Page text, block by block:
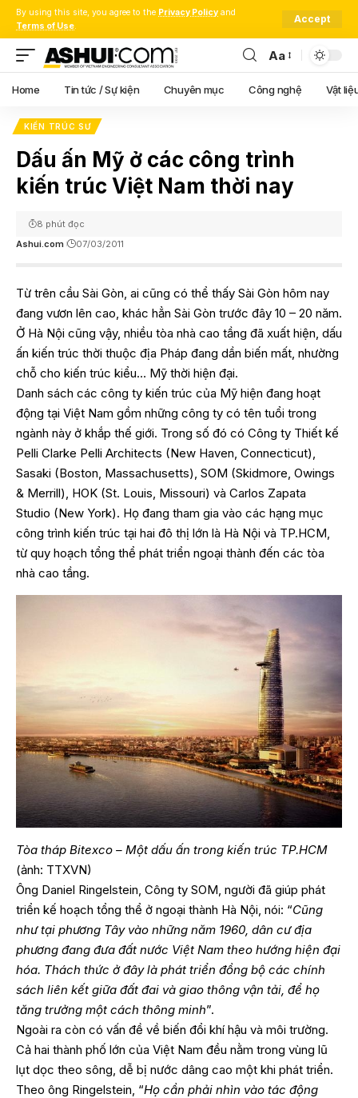
By using this site, you agree to the Privacy Policy and
Terms of Use.
Accept
Font
Resizer
Aa
Home Tin tức / Sự kiện Chuyên mục Công nghệ Vật
KIẾN TRÚC SƯ
Dấu ấn Mỹ ở các công trình
kiến trúc Việt Nam thời nay
Ashui.com 07/03/2011
8 phút đọc
Từ trên cầu Sài Gòn, ai cũng có thể thấy Sài Gòn hôm nay
đang vươn lên cao, khác hẳn Sài Gòn trước đây 10 – 20 năm.
Ở Hà Nội cũng vậy, nhiều tòa nhà cao tầng đã xuất hiện, dấu
ấn kiến trúc thời thuộc địa Pháp đang dần biến mất, nhường
chỗ cho kiến trúc kiểu… Mỹ thời hiện đại.
Danh sách các công ty kiến trúc của Mỹ hiện đang hoạt
động tại Việt Nam gồm những công ty có tên tuổi trong
ngành này ở khắp thế giới. Trong số đó có Công ty Thiết kế
Pelli Clarke Pelli Architects (New Haven, Connecticut),
Sasaki (Boston, Massachusetts), SOM (Skidmore, Owings
& Merrill), HOK (St. Louis, Missouri) và Carlos Zapata
Studio (New York). Họ đang tham gia vào các hạng mục
công trình kiến trúc tại hai đô thị lớn là Hà Nội và TP.HCM,
từ quy hoạch tổng thể phát triển ngoại thành đến các tòa
nhà cao tầng.
Tòa tháp Bitexco – Một dấu ấn trong kiến trúc TP.HCM
(ảnh: TTXVN)
Ông Daniel Ringelstein, Công ty SOM, người đã giúp phát
triển kế hoạch tổng thể ở ngoại thành Hà Nội, nói: “Cũng
như tại phương Tây vào những năm 1960, dân cư địa
phương đang đưa đất nước Việt Nam theo hướng hiện đại
hóa. Thách thức ở đây là phát triển đồng bộ các chính
sách liên kết giữa đất đai và giao thông vận tải, để họ
tăng trưởng một cách thông minh”.
Ngoài ra còn có vấn đề về biến đổi khí hậu và môi trường.
Cả hai thành phố lớn của Việt Nam đều nằm trong vùng lũ
lụt dọc theo sông, dễ bị nước dâng cao một khi phát triển.
Theo ông Ringelstein, “Họ cần phải nhìn vào tác động